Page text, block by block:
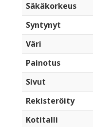
Säkäkorkeus
Syntynyt
Väri
Painotus
Sivut
Rekisteröity
Kotitalli